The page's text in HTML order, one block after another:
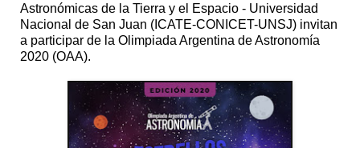
Astronómicas de la Tierra y el Espacio - Universidad
Nacional de San Juan (ICATE-CONICET-UNSJ) invitan
a participar de la Olimpiada Argentina de Astronomía
2020 (OAA).